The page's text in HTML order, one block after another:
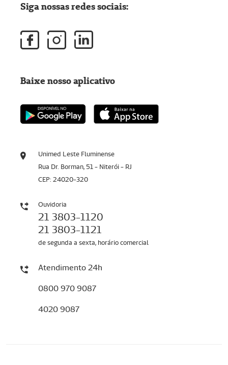
Unimed Leste Fluminense
Rua Dr. Borman, 51 - Niterói - RJ
CEP: 24020-320
Ouvidoria
21 3803-1120
21 3803-1121
de segunda a sexta, horário comercial
Atendimento 24h
0800 970 9087
4020 9087
Siga nossas redes sociais:
Baixe nosso aplicativo